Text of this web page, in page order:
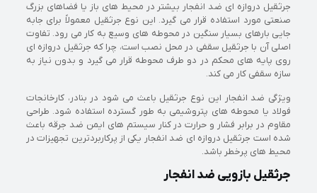
جرثقیل دروازه ای ضد انفجار بیشتر در محیط های باز یا فضاهای بزرگ
صنعتی مورد استفاده قرار می گیرد. این نوع جرثقیل معمولاً برای جابه
جایی بارهای بسیار سنگین در محوطه های وسیع به کار می رود. تفاوت
اصلی آن با جرثقیل سقفی در محل نصب است، چرا که جرثقیل دروازه ای
روی پایه های محکم در دو طرف محوطه قرار می گیرد و بدون نیاز به
سازه سقفی کار می کند.
ویژگی ضد انفجار این نوع جرثقیل باعث می شود در بنادر، کارخانجات
فولاد یا محوطه های پتروشیمی به طور گسترده استفاده شود. طراحی
مقاوم در برابر فشار و حرارت در کنار سیستم های ایمن ضد جرقه باعث
شده است جرثقیل دروازه ای ضد انفجار یکی از پرکاربردترین تجهیزات در
محیط های پرخطر باشد.
جرثقیل بازویی ضد انفجار